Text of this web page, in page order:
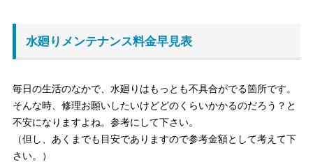
水廻りメンテナンス料金早見表
毎日の生活のなかで、水廻りはもっとも不具合がでる箇所です。
そんな時、修理お願いしたいけどどのくらいかかるのだろう？と
不安になりますよね。参考にして下さい。
（但し、あくまでも目安でありますので参考金額として考えて下
さい。）